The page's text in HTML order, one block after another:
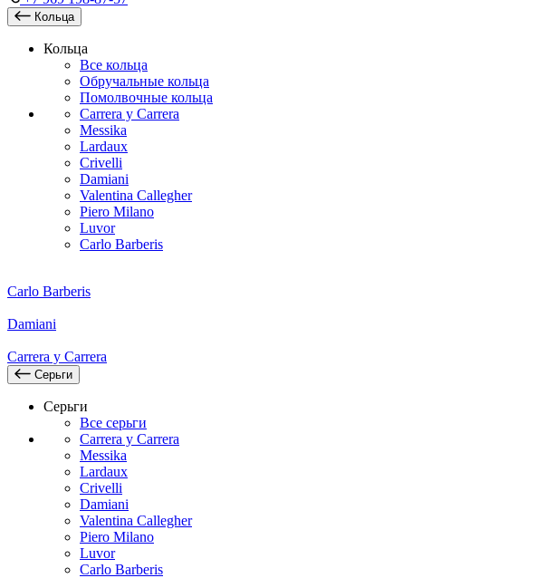
Кольца
Кольца
Все кольца
Обручальные кольца
Помолвочные кольца
Carrera y Carrera
Messika
Lardaux
Crivelli
Damiani
Valentina Callegher
Piero Milano
Luvor
Carlo Barberis
Carlo Barberis
Damiani
Carrera y Carrera
Серьги
Серьги
Все серьги
Carrera y Carrera
Messika
Lardaux
Crivelli
Damiani
Valentina Callegher
Piero Milano
Luvor
Carlo Barberis